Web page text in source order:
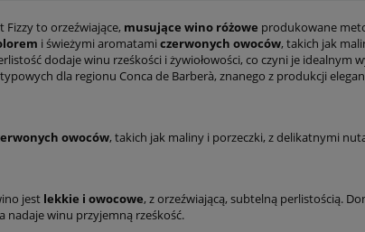
Fizzy to orzeźwiające, musujące wino różowe produkowane
i świeżymi aromatami czerwonych owoców, takich jak
dodaje winu rześkości i żywiołowości, co czyni je
dla regionu Conca de Barberà, znanego z produkcji
owoców, takich jak maliny i porzeczki, z delikatnymi
jest lekkie i owocowe, z orzeźwiającą, subtelną perlistością.
nadaje winu przyjemną rześkość.